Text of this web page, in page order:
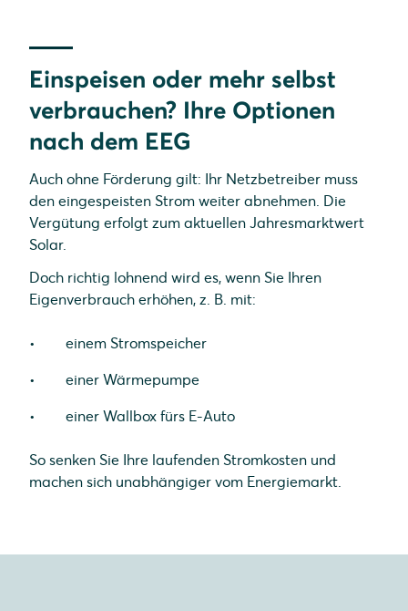
Einspeisen oder mehr selbst
verbrauchen? Ihre Optionen
nach dem EEG
Auch ohne Förderung gilt: Ihr Netzbetreiber muss
den eingespeisten Strom weiter abnehmen. Die
Vergütung erfolgt zum aktuellen Jahresmarktwert
Solar.
Doch richtig lohnend wird es, wenn Sie Ihren
Eigenverbrauch erhöhen, z. B. mit:
einem Stromspeicher
einer Wärmepumpe
einer Wallbox fürs E-Auto
So senken Sie Ihre laufenden Stromkosten und
machen sich unabhängiger vom Energiemarkt.